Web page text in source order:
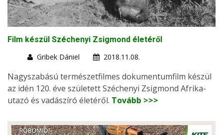
Film készül Széchenyi Zsigmond életéről
Gribek Dániel
2018.11.08.
Nagyszabású természetfilmes dokumentumfilm készül
az idén 120. éve született Széchenyi Zsigmond Afrika-
utazó és vadászíró életéről. Tovább >>>